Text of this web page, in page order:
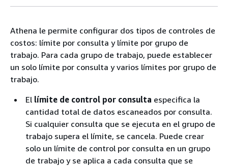
Athena le permite configurar dos tipos de controles de
costos: límite por consulta y límite por grupo de
trabajo. Para cada grupo de trabajo, puede establecer
un solo límite por consulta y varios límites por grupo de
trabajo.
El límite de control por consulta especifica la
cantidad total de datos escaneados por consulta.
Si cualquier consulta que se ejecuta en el grupo de
trabajo supera el límite, se cancela. Puede crear
solo un límite de control por consulta en un grupo
de trabajo y se aplica a cada consulta que se